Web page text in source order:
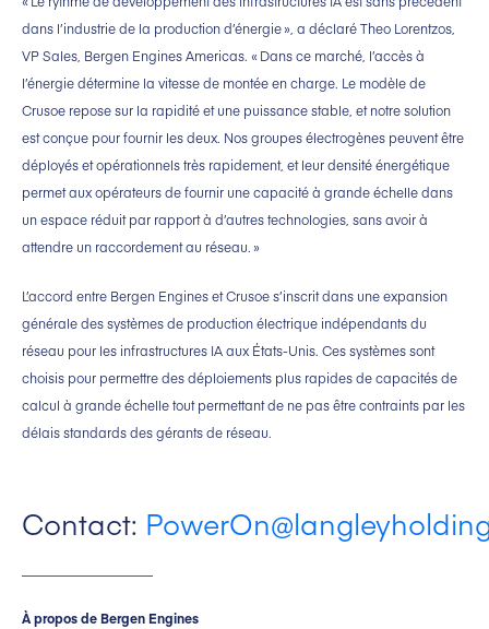
dans l’industrie de la production d’énergie », a déclaré Theo Lorentzos,
VP Sales, Bergen Engines Americas. « Dans ce marché, l’accès à
l’énergie détermine la vitesse de montée en charge. Le modèle de
Crusoe repose sur la rapidité et une puissance stable, et notre solution
est conçue pour fournir les deux. Nos groupes électrogènes peuvent être
déployés et opérationnels très rapidement, et leur densité énergétique
permet aux opérateurs de fournir une capacité à grande échelle dans
un espace réduit par rapport à d’autres technologies, sans avoir à
attendre un raccordement au réseau. »
L’accord entre Bergen Engines et Crusoe s’inscrit dans une expansion
générale des systèmes de production électrique indépendants du
réseau pour les infrastructures IA aux États-Unis. Ces systèmes sont
choisis pour permettre des déploiements plus rapides de capacités de
calcul à grande échelle tout permettant de ne pas être contraints par les
délais standards des gérants de réseau.
Contact:
À propos de Bergen Engines